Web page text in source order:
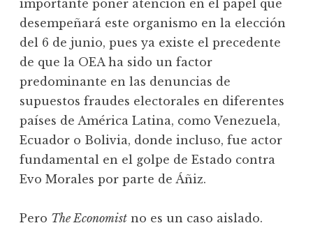
importante poner atención en el papel que
desempeñará este organismo en la elección
del 6 de junio, pues ya existe el precedente
de que la OEA ha sido un factor
predominante en las denuncias de
supuestos fraudes electorales en diferentes
países de América Latina, como Venezuela,
Ecuador o Bolivia, donde incluso, fue actor
fundamental en el golpe de Estado contra
Evo Morales por parte de Áñiz.
Pero The Economist no es un caso aislado.